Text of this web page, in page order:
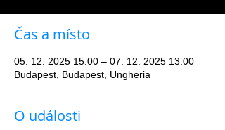
Čas a místo
05. 12. 2025 15:00 – 07. 12. 2025 13:00
Budapest, Budapest, Ungheria
O události